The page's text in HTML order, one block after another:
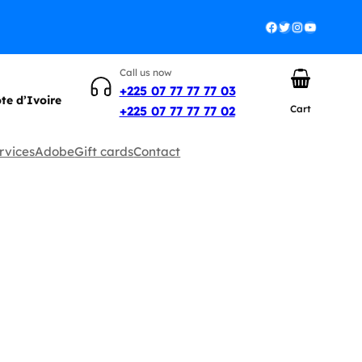
Facebook Twitter InstagramYouTube
d’Ivoire
Call us now
+225 07 77 77 77 03
+225 07 77 77 77 02
Cart
AdobeGift cardsContact